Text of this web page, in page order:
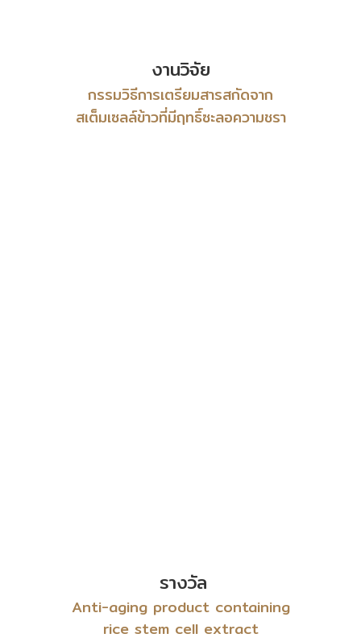
งานวิจัย
กรรมวิธีการเตรียมสารสกัดจาก
สเต็มเซลล์ข้าวที่มีฤทธิ์ซะลอความชรา
รางวัล
Anti-aging product containing
rice stem cell extract